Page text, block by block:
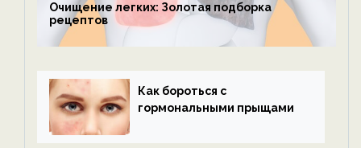
Очищение легких: Золотая подборка
рецептов
Как бороться с
гормональными прыщами